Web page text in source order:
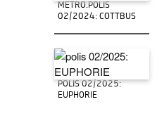
METRO.POLIS
02/2024: COTTBUS
POLIS 02/2025:
EUPHORIE